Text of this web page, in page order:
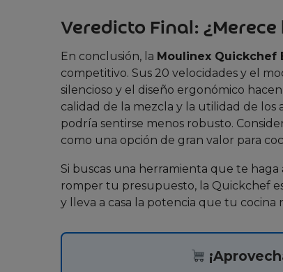
Veredicto Final: ¿Merece
En conclusión, la Moulinex Quickchef
competitivo. Sus 20 velocidades y el
silencioso y el diseño ergonómico
calidad de la mezcla y la utilidad de
podría sentirse menos robusto.
como una opción de gran valor para
Si buscas una herramienta que te
romper tu presupuesto, la Quickchef
y lleva a casa la potencia que tu cocina